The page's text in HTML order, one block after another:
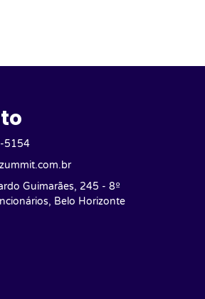
5154
Guimarães, 245 - 8º
Belo Horizonte